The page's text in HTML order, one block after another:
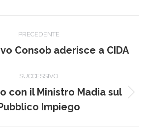
PRECEDENTE
Post
Consob aderisce a CIDA
SUCCESSIVO
Prossimo
post:
con il Ministro Madia sul
Impiego